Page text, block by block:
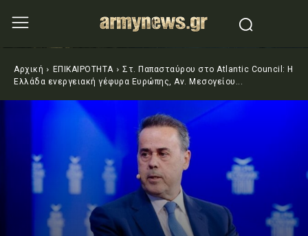
Αρχική ΕΠΙΚΑΙΡΟΤΗΤΑ
Στ. Παπασταύρου στο Atlantic Council: Η
Ελλάδα ενεργειακή γέφυρα Ευρώπης, Αν. Μεσογείου...